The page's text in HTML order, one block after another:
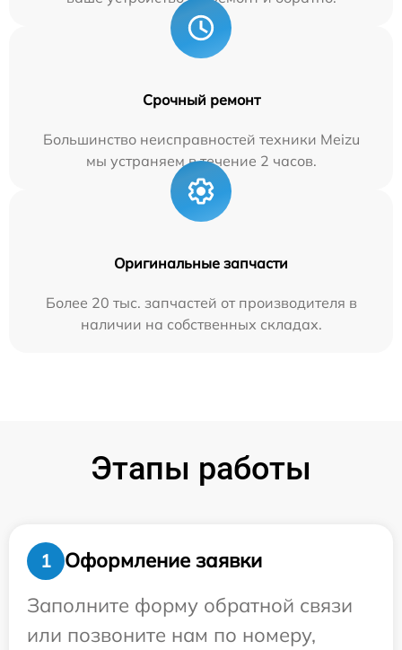
Срочный ремонт
Большинство неисправностей техники Meizu
мы устраняем в течение 2 часов.
Оригинальные запчасти
Более 20 тыс. запчастей от производителя в
наличии на собственных складах.
Этапы работы
1
Оформление заявки
Заполните форму обратной связи
или позвоните нам по номеру,